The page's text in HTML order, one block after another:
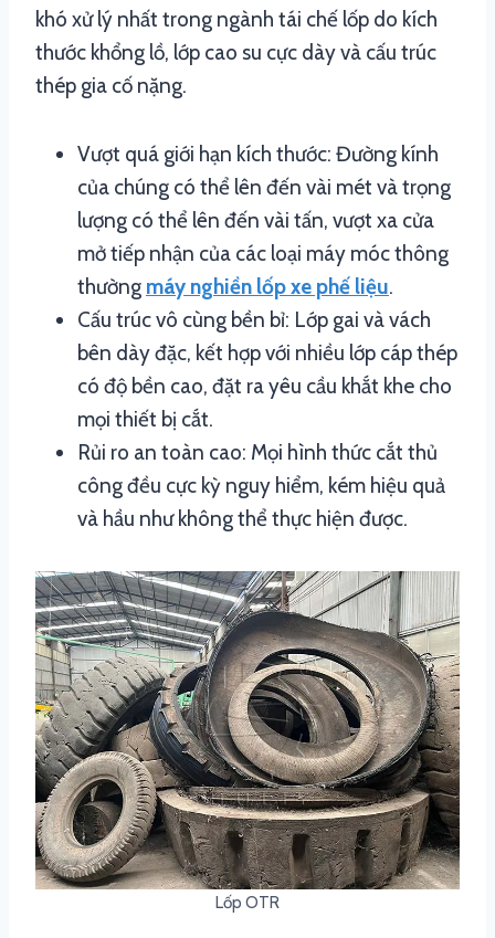
khó xử lý nhất trong ngành tái chế lốp do kích
thước khổng lồ, lớp cao su cực dày và cấu trúc
thép gia cố nặng.
Vượt quá giới hạn kích thước: Đường kính
của chúng có thể lên đến vài mét và trọng
lượng có thể lên đến vài tấn, vượt xa cửa
mở tiếp nhận của các loại máy móc thông
thường máy nghiền lốp xe phế liệu.
Cấu trúc vô cùng bền bỉ: Lớp gai và vách
bên dày đặc, kết hợp với nhiều lớp cáp thép
có độ bền cao, đặt ra yêu cầu khắt khe cho
mọi thiết bị cắt.
Rủi ro an toàn cao: Mọi hình thức cắt thủ
công đều cực kỳ nguy hiểm, kém hiệu quả
và hầu như không thể thực hiện được.
Lốp OTR